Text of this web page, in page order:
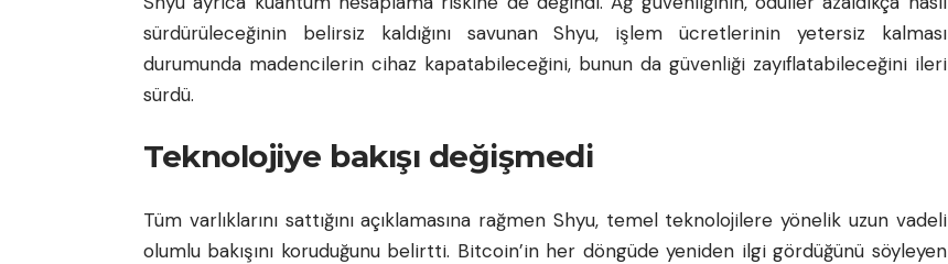
sürdürüleceğinin belirsiz kaldığını savunan Shyu, işlem ücretlerinin yetersiz kalması
durumunda madencilerin cihaz kapatabileceğini, bunun da güvenliği zayıflatabileceğini ileri
sürdü.
Teknolojiye bakışı değişmedi
Tüm varlıklarını sattığını açıklamasına rağmen Shyu, temel teknolojilere yönelik uzun vadeli
olumlu bakışını koruduğunu belirtti. Bitcoin’in her döngüde yeniden ilgi gördüğünü söyleyen